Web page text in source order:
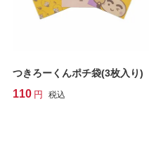
つきろーくんポチ袋(3枚入り)
110 税込